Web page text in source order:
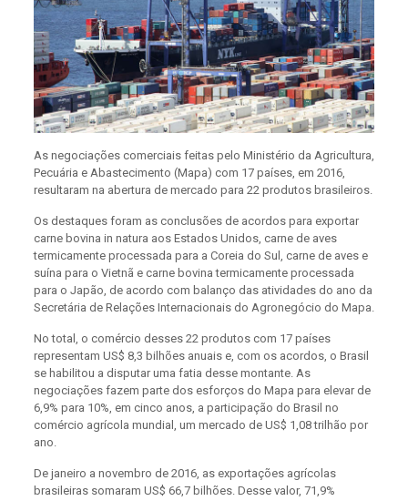
As negociações comerciais feitas pelo Ministério da Agricultura,
Pecuária e Abastecimento (Mapa) com 17 países, em 2016,
resultaram na abertura de mercado para 22 produtos brasileiros.
Os destaques foram as conclusões de acordos para exportar
carne bovina in natura aos Estados Unidos, carne de aves
termicamente processada para a Coreia do Sul, carne de aves e
suína para o Vietnã e carne bovina termicamente processada
para o Japão, de acordo com balanço das atividades do ano da
Secretária de Relações Internacionais do Agronegócio do Mapa.
No total, o comércio desses 22 produtos com 17 países
representam US$ 8,3 bilhões anuais e, com os acordos, o Brasil
se habilitou a disputar uma fatia desse montante. As
negociações fazem parte dos esforços do Mapa para elevar de
6,9% para 10%, em cinco anos, a participação do Brasil no
comércio agrícola mundial, um mercado de US$ 1,08 trilhão por
ano.
De janeiro a novembro de 2016, as exportações agrícolas
brasileiras somaram US$ 66,7 bilhões. Desse valor, 71,9%